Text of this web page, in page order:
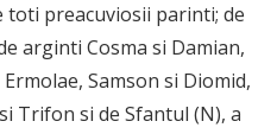
toti preacuviosii parinti; de
arginti Cosma si Damian,
Samson si Diomid,
Trifon si de Sfantul (N), a